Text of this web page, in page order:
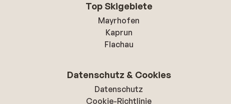
Top Skigebiete
Mayrhofen
Kaprun
Flachau
Datenschutz & Cookies
Datenschutz
Cookie-Richtlinie